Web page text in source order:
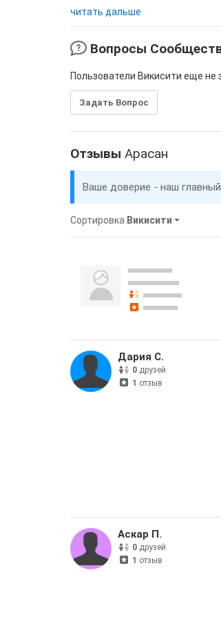
читать дальше
Вопросы
Пользователи Викисити еще не
Задать Вопрос
Отзывы Арасан
Ваше доверие - наш
Сортировка Викисити
Дария С.
0 друзей
1 отзыв
Аскар П.
0 друзей
1 отзыв